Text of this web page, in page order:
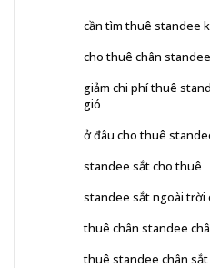
cần tìm thuê standee
cho thuê chân
giảm chi phí thuê
gió
ở đâu cho thuê
standee sắt cho thuê
standee sắt ngoài trời
thuê chân standee
thuê standee chân